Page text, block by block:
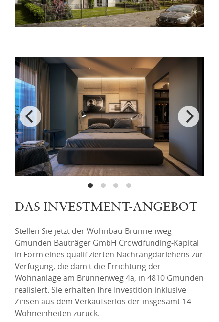
DAS INVESTMENT-ANGEBOT
Stellen Sie jetzt der Wohnbau Brunnenweg
Gmunden Bauträger GmbH Crowdfunding-Kapital
in Form eines qualifizierten Nachrangdarlehens zur
Verfügung, die damit die Errichtung der
Wohnanlage am Brunnenweg 4a, in 4810 Gmunden
realisiert. Sie erhalten Ihre Investition inklusive
Zinsen aus dem Verkaufserlös der insgesamt 14
Wohneinheiten zurück.